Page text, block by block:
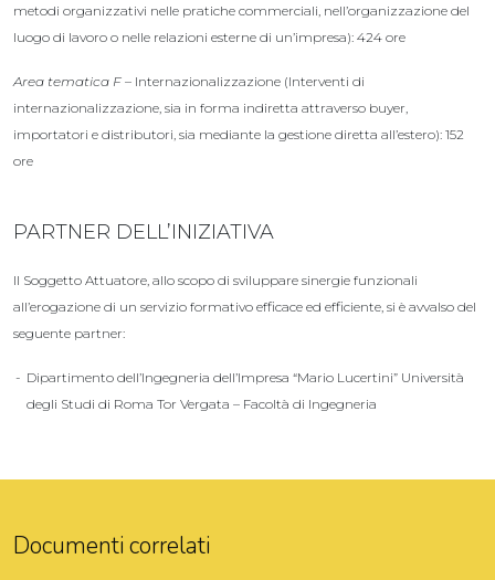
metodi organizzativi nelle pratiche commerciali, nell’organizzazione del
luogo di lavoro o nelle relazioni esterne di un’impresa): 424 ore
Area tematica F – Internazionalizzazione (Interventi di
internazionalizzazione, sia in forma indiretta attraverso buyer,
importatori e distributori, sia mediante la gestione diretta all’estero): 152
ore
PARTNER DELL’INIZIATIVA
Il Soggetto Attuatore, allo scopo di sviluppare sinergie funzionali
all’erogazione di un servizio formativo efficace ed efficiente, si è avvalso del
seguente partner:
Dipartimento dell’Ingegneria dell’Impresa “Mario Lucertini” Università
degli Studi di Roma Tor Vergata – Facoltà di Ingegneria
Documenti correlati